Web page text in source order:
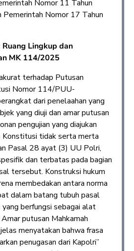
Nomor 11 Tahun
Nomor 17 Tahun
Lingkup dan
MK 114/2025
terhadap Putusan
Nomor 114/PUU-
dari penelaahan yang
yang diuji dan amar putusan
pengujian yang diajukan
Konstitusi tidak serta merta
Pasal 28 ayat (3) UU Polri,
dan terbatas pada bagian
tersebut. Konstruksi hukum
membedakan antara norma
dalam batang tubuh pasal
berfungsi sebagai alat
putusan Mahkamah
menyatakan bahwa frasa
penugasan dari Kapolri”